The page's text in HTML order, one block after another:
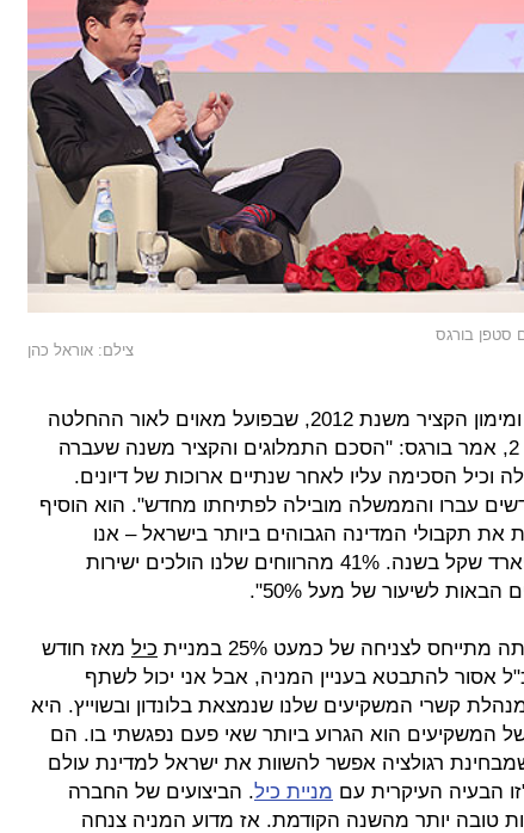
סטפן בורגס
צילם: אוראל כהן
בנוגע להסכם התמלוגים ומימון הקציר משנת 2012, שבפועל מאוים לאור ההחלטה
על הקמת ועדת שישנסקי 2, אמר בורגס: "הסכם התמלוגים והקציר משנה שעברה
הסכימה עליו לאחר שנתיים ארוכות של דיונים.
עברו והממשלה מובילה לפתיחתו מחדש". הוא הוסיף
את תקבולי המדינה הגבוהים ביותר בישראל – אנו
משלמים יותר מ-1.2 מיליארד שקל בשנה. 41% מהרווחים שלנו הולכים ישירות
לשיעור של מעל 50%".
לצניחה של כמעט 25% במניית כיל מאז חודש
אסור להתבטא בעניין המניה, אבל אני יכול לשתף
קשרי המשקיעים שלנו שנמצאת בלונדון ובשוייץ. היא
המשקיעים הוא הגרוע ביותר שאי פעם נפגשתי בו. הם
רגולציה אפשר להשוות את ישראל למדינת עולם
הבעיה העיקרית עם מניית כיל. הביצועים של החברה
טובה יותר מהשנה הקודמת. אז מדוע המניה צנחה